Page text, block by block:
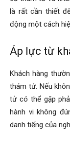
là rất cần thiết
động một cách
Áp lực từ
Khách hàng
thám tử. Nếu
tử có thể gặp
hành vi không
danh tiếng của